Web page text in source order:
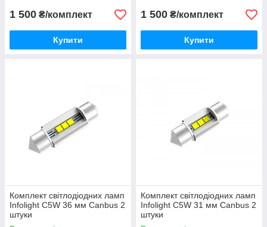
1 500 ₴/комплект
Купити
1 500 ₴/комплект
Купити
Комплект світлодіодних ламп
Infolight C5W 36 мм Canbus 2
штуки
Комплект світлодіодних ламп
Infolight C5W 31 мм Canbus 2
штуки